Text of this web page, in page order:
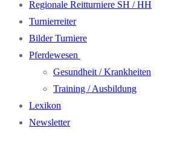
Regionale Reitturniere SH / HH
Turnierreiter
Bilder Turniere
Pferdewesen
Gesundheit / Krankheiten
Training / Ausbildung
Lexikon
Newsletter